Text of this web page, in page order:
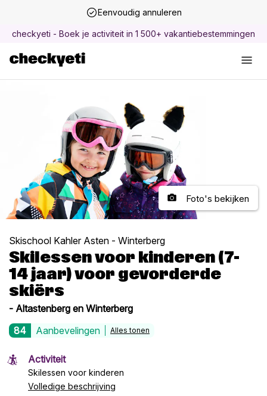
Eenvoudig annuleren
checkyeti - Boek je activiteit in 1 500+ vakantiebestemmingen
Foto's bekijken
Skischool Kahler Asten - Winterberg
Skilessen voor kinderen (7-
14 jaar) voor gevorderde
skiërs
- Altastenberg en Winterberg
84
Aanbevelingen Alles tonen
Activiteit
Skilessen voor kinderen
Volledige beschrijving